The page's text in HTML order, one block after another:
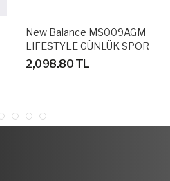
New Balance MS009AGM
LIFESTYLE GÜNLÜK SPOR
AYAKKABI
2,098.80 TL